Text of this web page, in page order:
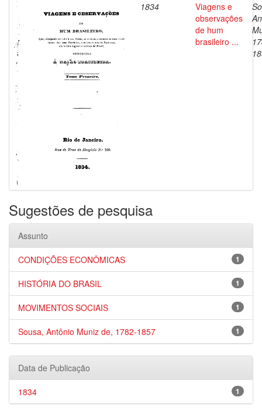
1834
Viagens e
observações
de hum
brasileiro ...
Sugestões de pesquisa
Assunto
1
CONDIÇÕES ECONÔMICAS
1
HISTÓRIA DO BRASIL
1
MOVIMENTOS SOCIAIS
1
Sousa, Antônio Muniz de, 1782-1857
Data de Publicação
1
1834